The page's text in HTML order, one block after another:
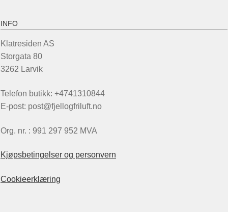
INFO
Klatresiden AS
Storgata 80
3262 Larvik
Telefon butikk: +4741310844
E-post: post@fjellogfriluft.no
Org. nr. : 991 297 952 MVA
Kjøpsbetingelser og personvern
Cookieerklæring